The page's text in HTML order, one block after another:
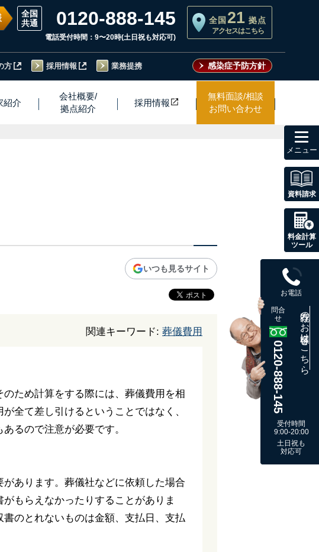
0120-888-145
電話受付時間：9〜20時(土日祝も対応可)
全国 21 拠点
アクセスはこちら
方 採用情報 業務提携 感染症予防方針
紹介
会社概要/
拠点紹介
採用情報
無料面談/相談
お問い合わせ
いつも見るサイト
関連キーワード: 葬儀費用
ため計算をする際には、葬儀費用を相
全て差し引けるということではなく、
るので注意が必要です。
あります。葬儀社などに依頼した場合
もらえなかったりすることがありま
のとれないものは金額、支払日、支払
資料請求
料金計算
ツール
お電話
問合
せ
0120-888-145
既存のお客様はこちら
受付時間
9:00-20:00
土日祝も
対応可